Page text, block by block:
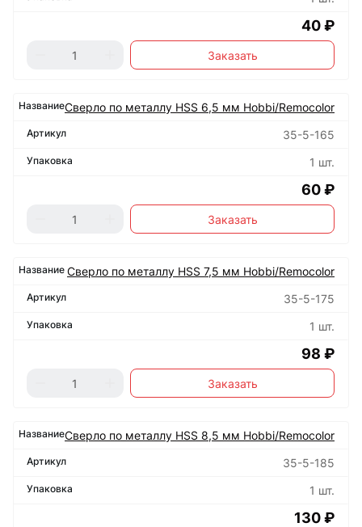
40 ₽
Заказать
Сверло по металлу HSS 6,5 мм Hobbi/Remocolor
35-5-165
1 шт.
60 ₽
Заказать
Сверло по металлу HSS 7,5 мм Hobbi/Remocolor
35-5-175
1 шт.
98 ₽
Заказать
Сверло по металлу HSS 8,5 мм Hobbi/Remocolor
35-5-185
1 шт.
130 ₽